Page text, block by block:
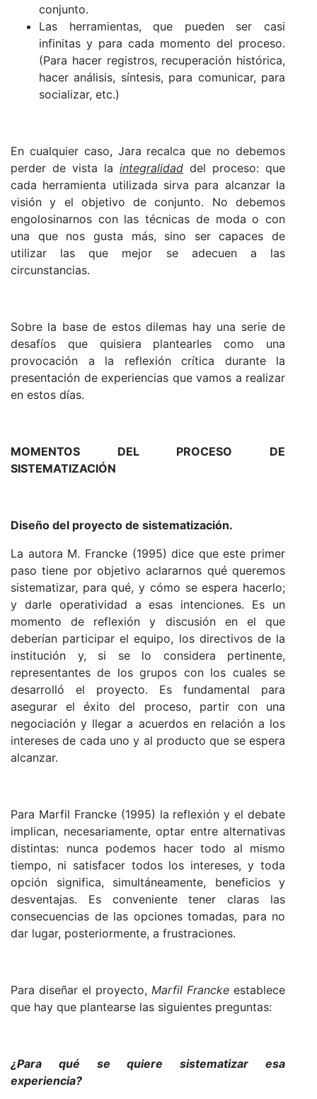
conjunto.
Las herramientas, que pueden ser casi
infinitas y para cada momento del proceso.
(Para hacer registros, recuperación histórica,
hacer análisis, síntesis, para comunicar, para
socializar, etc.)
En cualquier caso, Jara recalca que no debemos
perder de vista la integralidad del proceso: que
cada herramienta utilizada sirva para alcanzar la
visión y el objetivo de conjunto. No debemos
engolosinarnos con las técnicas de moda o con
una que nos gusta más, sino ser capaces de
utilizar las que mejor se adecuen a las
circunstancias.
Sobre la base de estos dilemas hay una serie de
desafíos que quisiera plantearles como una
provocación a la reflexión crítica durante la
presentación de experiencias que vamos a realizar
en estos días.
MOMENTOS DEL PROCESO DE
SISTEMATIZACIÓN
Diseño del proyecto de sistematización.
La autora M. Francke (1995) dice que este primer
paso tiene por objetivo aclararnos qué queremos
sistematizar, para qué, y cómo se espera hacerlo;
y darle operatividad a esas intenciones. Es un
momento de reflexión y discusión en el que
deberían participar el equipo, los directivos de la
institución y, si se lo considera pertinente,
representantes de los grupos con los cuales se
desarrolló el proyecto. Es fundamental para
asegurar el éxito del proceso, partir con una
negociación y llegar a acuerdos en relación a los
intereses de cada uno y al producto que se espera
alcanzar.
Para Marfil Francke (1995) la reflexión y el debate
implican, necesariamente, optar entre alternativas
distintas: nunca podemos hacer todo al mismo
tiempo, ni satisfacer todos los intereses, y toda
opción significa, simultáneamente, beneficios y
desventa­jas. Es conveniente tener claras las
consecuencias de las opciones tomadas, para no
dar lugar, posteriormente, a frustraciones.
Para diseñar el proyecto, Marfil Francke establece
que hay que plantearse las siguientes preguntas:
¿Para qué se quiere sistematizar esa
experiencia?